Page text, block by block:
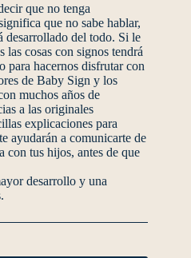
que no tenga
que no sabe hablar,
desarrollado del todo. Si le
las cosas con signos tendrá
para hacernos disfrutar con
de Baby Sign y los
muchos años de
a las originales
explicaciones para
ayudarán a comunicarte de
con tus hijos, antes de que
desarrollo y una